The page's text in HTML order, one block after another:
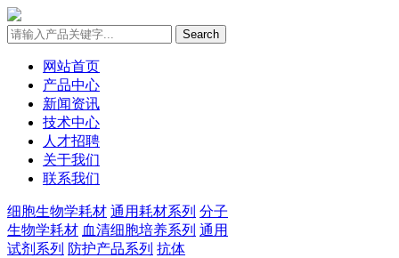
Search
网站首页
产品中心
新闻资讯
技术中心
人才招聘
关于我们
联系我们
细胞生物学耗材 通用耗材系列 分子
生物学耗材 血清细胞培养系列 通用
试剂系列 防护产品系列 抗体